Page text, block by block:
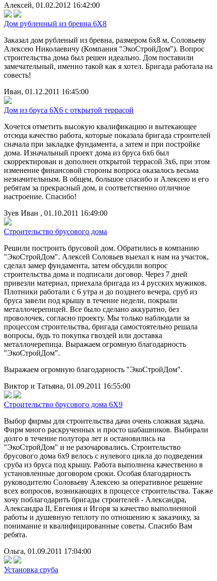
Алексей, 01.02.2012 16:42:00
Дом рубленный из бревна 6Х8
Заказал дом рубленый из бревна, размером 6х8 м, Соловьеву
Алексею Николаевичу (Компания "ЭкоСтройДом"). Вопрос
строительства дома был решен идеально. Дом поставили
замечательный, именно такой как я хотел. Бригада работала на
совесть!
Иван, 01.12.2011 16:45:00
Дом из бруса 6Х6 с открытой террасой
Хочется отметить высокую квалификацию и вытекающее
отсюда качество работа, которые показала бригада строителей
сначала при закладке фундамента, а затем и при постройке
дома. Изначальный проект дома из бруса 6х6 был
скорректирован и дополнен открытой террасой 3х6, при этом
изменение финансовой стороны вопроса оказалось весьма
незначительным. В общем, большое спасибо и Алексею и его
ребятам за прекрасный дом, и соответственно отличное
настроение. Спасибо!
Зуев Иван , 01.10.2011 16:49:00
Строительство брусового дома
Решили построить брусовой дом. Обратились в компанию
"ЭкоСтройДом". Алексей Соловьев выехал к нам на участок,
сделал замер фундамента, затем обсудили вопрос
строительства дома и подписали договор. Через 7 дней
привезли материал, приехала бригада из 4 русских мужиков.
Плотники работали с 6 утра и до позднего вечера, сруб из
бруса завели под крышу в течение недели, покрыли
металлочерепицей. Все было сделано аккуратно, без
проволочек, согласно проекту. Мы только наблюдали за
процессом строительства, бригада самостоятельно решала
вопросы, будь то покупка гвоздей или доставка
металлочерепица. Выражаем огромную благодарность
"ЭкоСтройДом".
Выражаем огромную благодарность "ЭкоСтройДом".
Виктор и Татьяна, 01.09.2011 16:55:00
Строительство брусового дома 6Х9
Выбор фирмы для строительства дачи очень сложная задача.
Фирм много раскрученных и просто шабашников. Выбирали
долго в течение полутора лет и остановились на
"ЭкоСтройДом" и не разочаровались. Строительство
брусового дома 6х9 велось с нулевого цикла до подведения
сруба из бруса под крышу. Работа выполнена качественно в
установленные договором сроки. Особая благодарность
руководителю Соловьеву Алексею за оперативное решение
всех вопросов, возникающих в процессе строительства. Также
хочу поблагодарить бригады строителей - Александра,
Александра II, Евгения и Игоря за качество выполненной
работы и душевную теплоту по отношению к заказчику, за
понимание и квалифицированные советы. Спасибо Вам
ребята.
Ольга, 01.09.2011 17:04:00
Установка сруба